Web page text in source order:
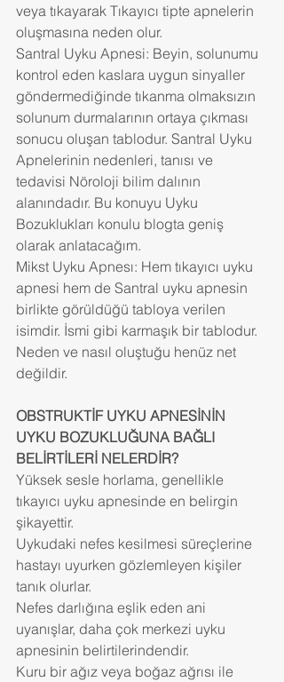
veya tıkayarak Tıkayıcı tipte apnelerin
oluşmasına neden olur.
Santral Uyku Apnesi: Beyin, solunumu
kontrol eden kaslara uygun sinyaller
göndermediğinde tıkanma olmaksızın
solunum durmalarının ortaya çıkması
sonucu oluşan tablodur. Santral Uyku
Apnelerinin nedenleri, tanısı ve
tedavisi Nöroloji bilim dalının
alanındadır. Bu konuyu Uyku
Bozuklukları konulu blogta geniş
olarak anlatacağım.
Mikst Uyku Apnesı: Hem tıkayıcı uyku
apnesi hem de Santral uyku apnesin
birlikte görüldüğü tabloya verilen
isimdir. İsmi gibi karmaşık bir tablodur.
Neden ve nasıl oluştuğu henüz net
değildir.
OBSTRUKTİF UYKU APNESİNİN
UYKU BOZUKLUĞUNA BAĞLI
BELİRTİLERİ NELERDİR?
Yüksek sesle horlama, genellikle
tıkayıcı uyku apnesinde en belirgin
şikayettir.
Uykudaki nefes kesilmesi süreçlerine
hastayı uyurken gözlemleyen kişiler
tanık olurlar.
Nefes darlığına eşlik eden ani
uyanışlar, daha çok merkezi uyku
apnesinin belirtilerindendir.
Kuru bir ağız veya boğaz ağrısı ile